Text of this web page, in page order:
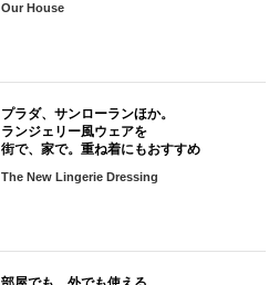
Our House
プラダ、サンローランほか。
ランジェリー風ウェアを
街で、家で。重ね着にもおすすめ
The New Lingerie Dressing